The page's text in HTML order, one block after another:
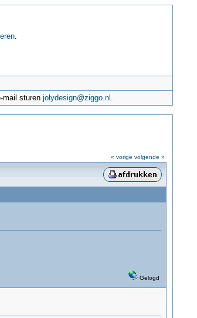
.
mail sturenjolydesign@ziggo.nl .
« vorige volgende »
Gelogd